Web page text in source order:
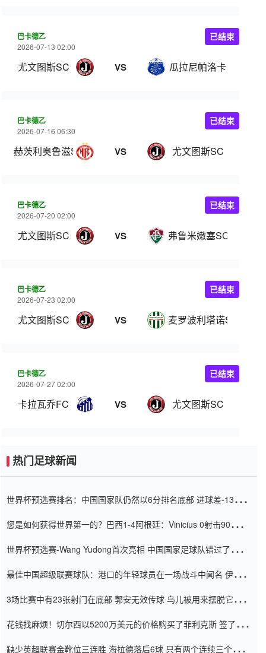
巴卡德乙
2026-07-13 02:00
尤文图斯SC VS 瓜拉尼帕洛卡
已结束
巴卡德乙
2026-07-16 06:30
赫茨利奥鲁滋SC VS 尤文图斯SC
已结束
巴卡德乙
2026-07-20 02:00
尤文图斯SC VS 弗鲁米嫩塞SC
已结束
巴卡德乙
2026-07-23 02:00
尤文图斯SC VS 麦罗波利塔诺SC
已结束
巴卡德乙
2026-07-27 02:00
卡拉瓦乔FC VS 尤文图斯SC
已结束
热门足球新闻
世界杯预选赛排名：中国国家队仍然以6分排名底部 进球差-13令人
您是如何获得世界第一的？巴西1-4阿根廷：Vinicius 0射击90分钟
世界杯预选赛-Wang Yudong首次亮相 中国国家足球队错过了世界
最佳中国超级联赛球队：港口的年轻球员在一场战斗中闻名 伊万放
3场比赛中有23张射门在底部 郭安无效传球 鸟儿被用来摆脱它
花钱找麻烦！切尔西以5200万美元的价格购买了菲利克斯 签了7年
缺少英超联赛金靴位三连胜 海拉德落后6球 只有两个连续三个连续